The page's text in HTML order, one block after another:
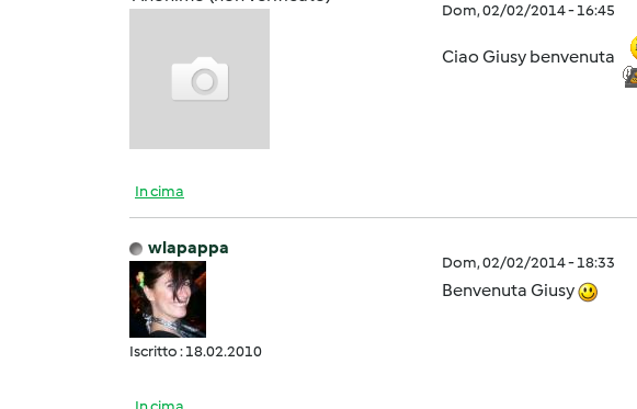
Dom, 02/02/2014 - 16:45
Ciao Giusy benvenuta
In cima
wlapappa
Iscritto : 18.02.2010
Dom, 02/02/2014 - 18:33
Benvenuta Giusy